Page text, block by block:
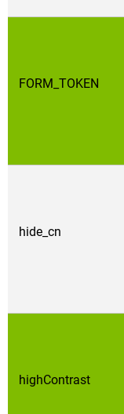
FORM_TOKEN
hide_cn
highContrast